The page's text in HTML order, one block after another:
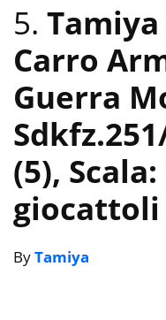
5. Tamiya
Carro
Guerra
(5), Scala:
giocattoli
ByTamiya